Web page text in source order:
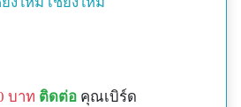
บาท ติดต่อ คุณเบิร์ด